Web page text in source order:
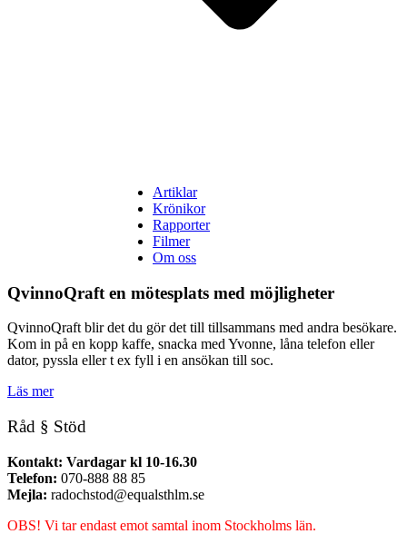
Artiklar
Krönikor
Rapporter
Filmer
Om oss
QvinnoQraft en mötesplats med möjligheter
QvinnoQraft blir det du gör det till tillsammans med andra besökare.
Kom in på en kopp kaffe, snacka med Yvonne, låna telefon eller
dator, pyssla eller t ex fyll i en ansökan till soc.
Läs mer
Råd § Stöd
Kontakt: Vardagar kl 10-16.30
Telefon: 070-888 88 85
Mejla: radochstod@equalsthlm.se
OBS! Vi tar endast emot samtal inom Stockholms län.